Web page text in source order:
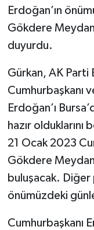
Erdoğan’ın
Gökdere
duyurdu.
Gürkan, AK Parti
Cumhurbaşkanı
Erdoğan’ı
hazır olduklarını
21 Ocak 2023
Gökdere
buluşacak. Diğer
önümüzdeki
Cumhurbaşkanı